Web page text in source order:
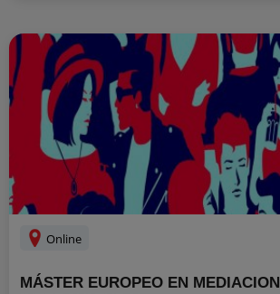
Online
MÁSTER EUROPEO EN MEDIACION